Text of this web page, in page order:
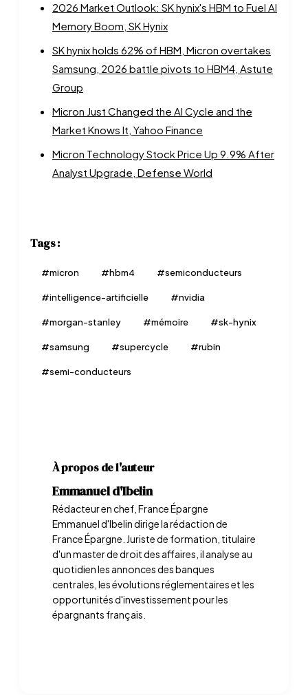
2026 Market Outlook: SK hynix's HBM to Fuel AI
Memory Boom, SK Hynix
SK hynix holds 62% of HBM, Micron overtakes
Samsung, 2026 battle pivots to HBM4, Astute
Group
Micron Just Changed the AI Cycle and the
Market Knows It, Yahoo Finance
Micron Technology Stock Price Up 9.9% After
Analyst Upgrade, Defense World
Tags :
#micron #hbm4 #semiconducteurs
#intelligence-artificielle #nvidia
#morgan-stanley #mémoire #sk-hynix
#samsung #supercycle #rubin
#semi-conducteurs
À propos de l'auteur
Emmanuel d'Ibelin
Rédacteur en chef, France Épargne
Emmanuel d'Ibelin dirige la rédaction de
France Épargne. Juriste de formation, titulaire
d'un master de droit des affaires, il analyse au
quotidien les annonces des banques
centrales, les évolutions réglementaires et les
opportunités d'investissement pour les
épargnants français.